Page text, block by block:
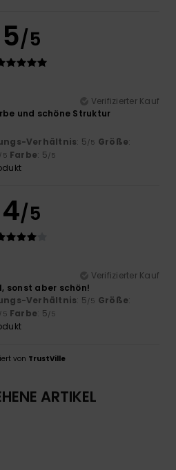
5/5
Verifizierter Kauf
und schöne Struktur
Verhältnis: 5/5 Größe:
/5 Farbe: 5/5
4/5
Verifizierter Kauf
sonst aber schön!
Verhältnis: 5/5 Größe:
/5 Farbe: 5/5
von TrustVille
ARTIKEL